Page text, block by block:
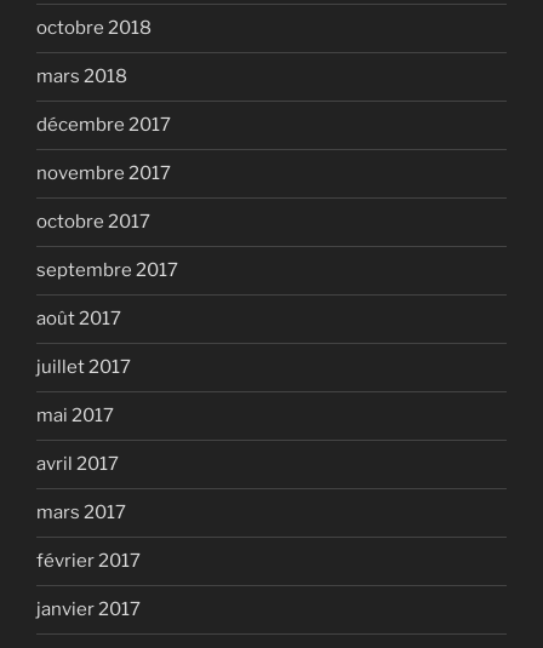
octobre 2018
mars 2018
décembre 2017
novembre 2017
octobre 2017
septembre 2017
août 2017
juillet 2017
mai 2017
avril 2017
mars 2017
février 2017
janvier 2017